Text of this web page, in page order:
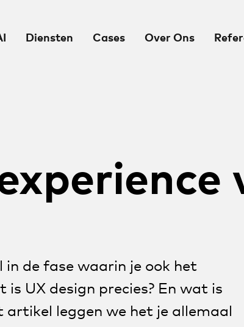
Diensten Cases Over Ons
in de fase waarin je ook het
UX design precies? En wat is
artikel leggen we het je allemaal